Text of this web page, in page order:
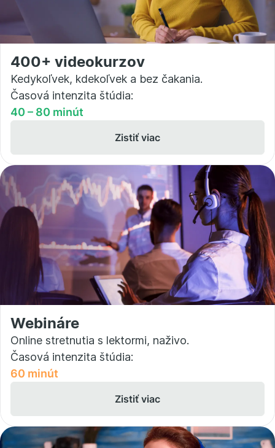
400+ videokurzov
Kedykoľvek, kdekoľvek a bez čakania.
Časová intenzita štúdia:
40 – 80 minút
Zistiť viac
Webináre
Online stretnutia s lektormi, naživo.
Časová intenzita štúdia:
60 minút
Zistiť viac